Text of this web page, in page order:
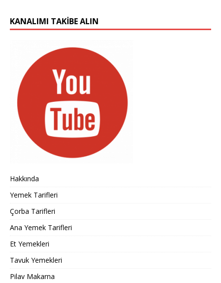
KANALIMI TAKIBE ALIN
Hakkında
Yemek Tarifleri
Çorba Tarifleri
Ana Yemek Tarifleri
Et Yemekleri
Tavuk Yemekleri
Pilav Makarna